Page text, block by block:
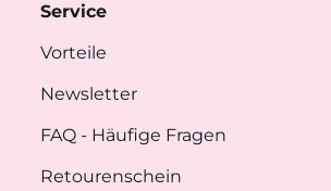
Service
Vorteile
Newsletter
FAQ - Häufige Fragen
Retourenschein